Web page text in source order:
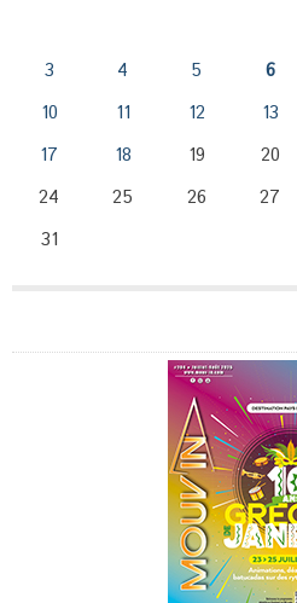
3
4 5 6
10
11 12 13
17
18 19 20
24
25 26 27
31